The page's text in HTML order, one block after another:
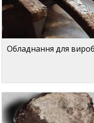
Обладнання для